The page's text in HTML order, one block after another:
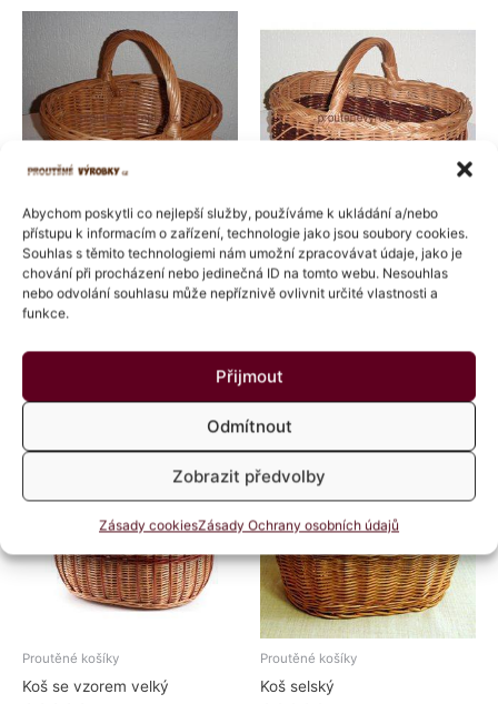
Abychom poskytli co nejlepší služby, používáme k ukládání a/nebo
přístupu k informacím o zařízení, technologie jako jsou soubory cookies.
Souhlas s těmito technologiemi nám umožní zpracovávat údaje, jako je
chování při procházení nebo jedinečná ID na tomto webu. Nesouhlas
nebo odvolání souhlasu může nepříznivě ovlivnit určité vlastnosti a
funkce.
Přijmout
Odmítnout
Zobrazit předvolby
Zásady cookiesZásady Ochrany osobních údajů
Proutěné košíky
Koš ovál mix
Hodnocení
5
352Kč
Proutěné košíky
Koš se vzorem mix373
5
Proutěné košíky
Koš se vzorem velký
Proutěné košíky
Koš selský
cen:
422 Kč
produkt
více
Možnosti
lze
vybrat
na